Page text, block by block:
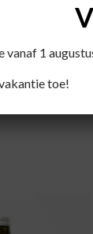
naar
vanaf 1
toe!